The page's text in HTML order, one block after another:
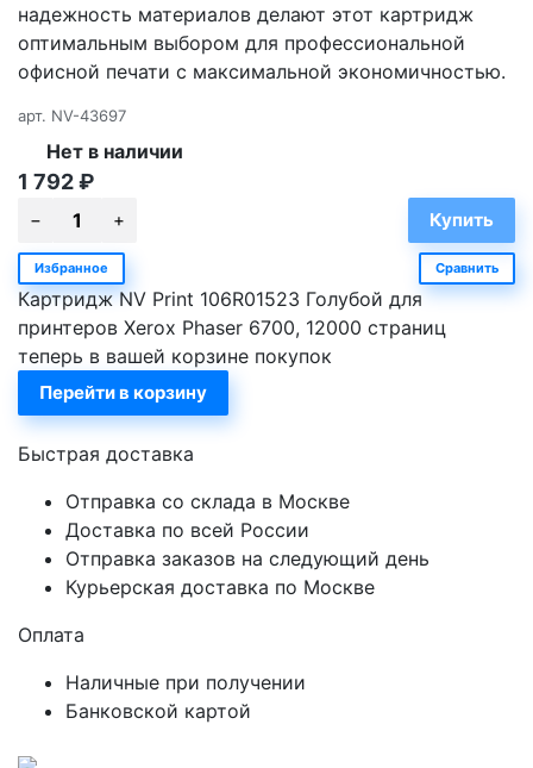
надежность материалов делают этот картридж
оптимальным выбором для профессиональной
офисной печати с максимальной экономичностью.
арт. NV-43697
Нет в наличии
1 792₽
Избранное Сравнить
Картридж NV Print 106R01523 Голубой для
принтеров Xerox Phaser 6700, 12000 страниц
теперь в вашей корзине покупок
Перейти в корзину
Быстрая доставка
Отправка со склада в Москве
Доставка по всей России
Отправка заказов на следующий день
Курьерская доставка по Москве
Оплата
Наличные при получении
Банковской картой